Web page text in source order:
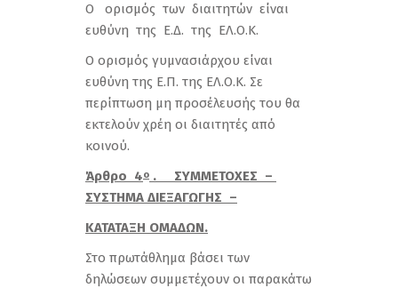
Ο ορισμός των διαιτητών είναι
ευθύνη της Ε.Δ. της ΕΛ.Ο.Κ.
Ο ορισμός γυμνασιάρχου είναι
ευθύνη της Ε.Π. της ΕΛ.Ο.Κ. Σε
περίπτωση μη προσέλευσής του θα
εκτελούν χρέη οι διαιτητές από
κοινού.
Άρθρο 4ο . ΣΥΜΜΕΤΟΧΕΣ –
ΣΥΣΤΗΜΑ ΔΙΕΞΑΓΩΓΗΣ –
ΚΑΤΑΤΑΞΗ ΟΜΑΔΩΝ.
Στο πρωτάθλημα βάσει των
δηλώσεων συμμετέχουν οι παρακάτω